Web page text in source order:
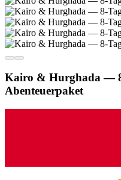
Kairo & Hurghada —
Abenteuerpaket